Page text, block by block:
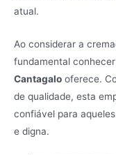
atual.
Ao considerar a
fundamental
Cantagalo oferece.
de qualidade, esta
confiável para
e digna.